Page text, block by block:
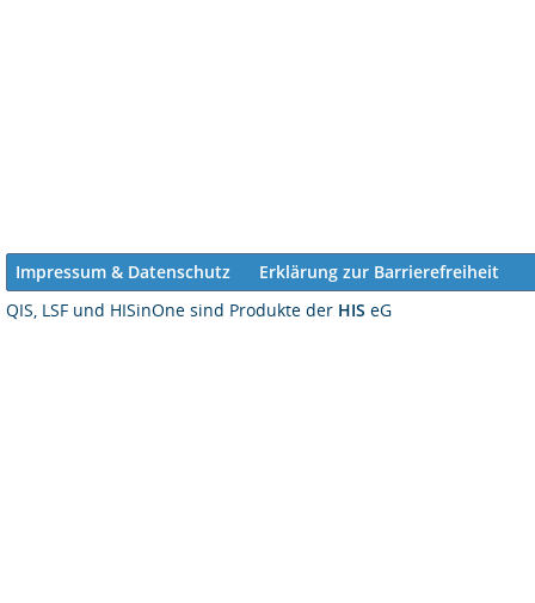
Impressum & Datenschutz
Erklärung zur Barrierefreiheit
QIS, LSF und HISinOne sind Produkte der HIS eG